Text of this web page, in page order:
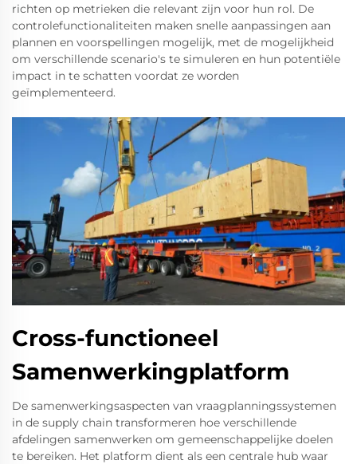
richten op metrieken die relevant zijn voor hun rol. De
controlefunctionaliteiten maken snelle aanpassingen aan
plannen en voorspellingen mogelijk, met de mogelijkheid
om verschillende scenario's te simuleren en hun potentiële
impact in te schatten voordat ze worden
geïmplementeerd.
Cross-functioneel
Samenwerkingplatform
De samenwerkingsaspecten van vraagplanningssystemen
in de supply chain transformeren hoe verschillende
afdelingen samenwerken om gemeenschappelijke doelen
te bereiken. Het platform dient als een centrale hub waar